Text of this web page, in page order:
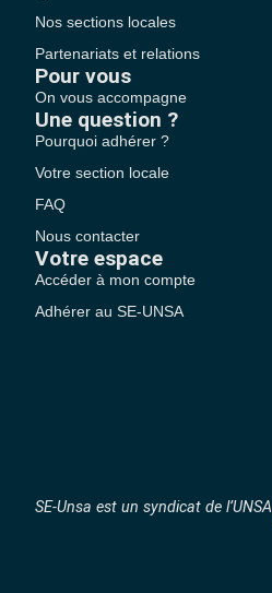
Nos sections locales
Partenariats et relations
Pour vous
On vous accompagne
Une question ?
Pourquoi adhérer ?
Votre section locale
FAQ
Nous contacter
Votre espace
Accéder à mon compte
Adhérer au SE-UNSA
SE-Unsa est un syndicat de l’UNSA